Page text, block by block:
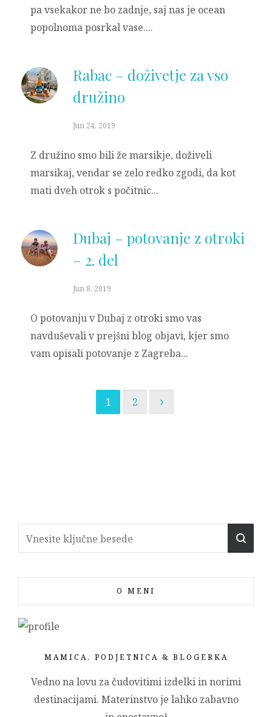
pa vsekakor ne bo zadnje, saj nas je ocean
popolnoma posrkal vase....
Rabac – doživetje za vso
družino
Jun 24, 2019
Z družino smo bili že marsikje, doživeli
marsikaj, vendar se zelo redko zgodi, da kot
mati dveh otrok s počitnic...
Dubaj – potovanje z otroki
– 2. del
Jun 8, 2019
O potovanju v Dubaj z otroki smo vas
navduševali v prejšni blog objavi, kjer smo
vam opisali potovanje z Zagreba...
1 2
O MENI
MAMICA, PODJETNICA & BLOGERKA
Vedno na lovu za čudovitimi izdelki in norimi
destinacijami. Materinstvo je lahko zabavno